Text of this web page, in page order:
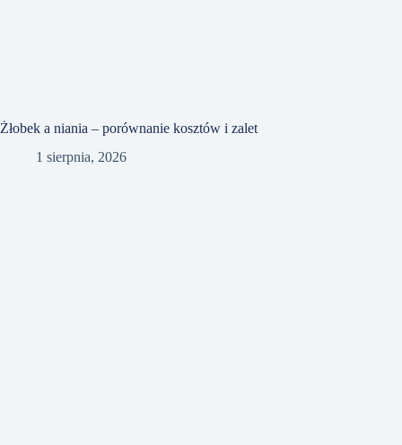
Żłobek a niania – porównanie kosztów i zalet
1 sierpnia, 2026